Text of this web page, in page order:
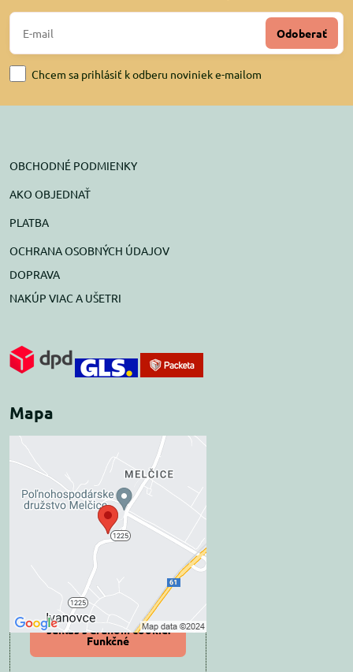
Odoberať
Chcem sa prihlásiť k odberu noviniek e-mailom
OBCHODNÉ PODMIENKY
AKO OBJEDNAŤ
PLATBA
OCHRANA OSOBNÝCH ÚDAJOV
DOPRAVA
NAKÚP VIAC A UŠETRI
Mapa
Externý obsah je
blokovaný Voľbami
súkromia
Prajete si načítať externý obsah?
Povoliť tentokrát
Povoliť a zapamätať -
súhlas s druhom cookie:
Funkčné